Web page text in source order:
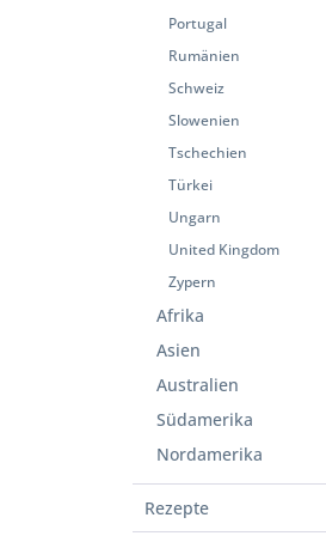
Portugal
Rumänien
Schweiz
Slowenien
Tschechien
Türkei
Ungarn
United Kingdom
Zypern
Afrika
Asien
Australien
Südamerika
Nordamerika
Rezepte